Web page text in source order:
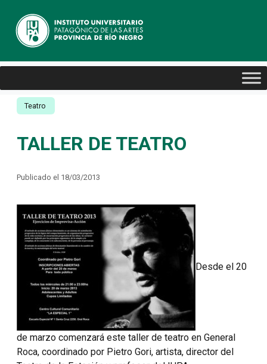
Teatro
TALLER DE TEATRO
Publicado el 18/03/2013
Desde el 20
de marzo comenzará este taller de teatro en General
Roca, coordinado por Pietro Gori, artista, director del